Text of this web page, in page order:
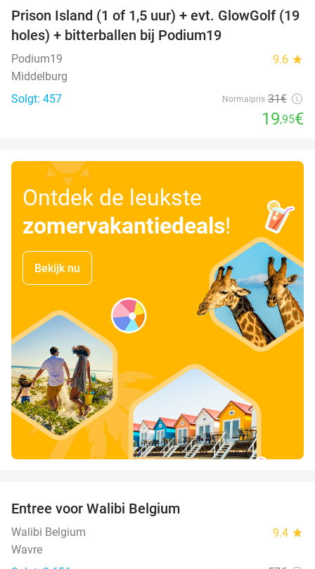
36%
Prison Island (1 of 1,5 uur) + evt. GlowGolf (19
holes) + bitterballen bij Podium19
Podium19 9.6 star
Middelburg
Solgt: 457
Normalpris 31€
19,95€
Ontdek de leukste
zomervakantiedeals!
Bekijk nu
Entree voor Walibi Belgium
Walibi Belgium 9.4 star
Wavre